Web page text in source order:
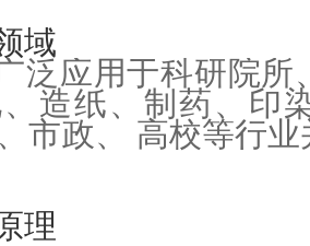
域
泛应用于科研院所
造纸、制药、印
市政、
高校等行
理